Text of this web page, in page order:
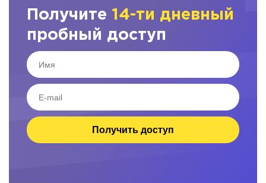
Получите 14-ти дневный
пробный доступ
Получить доступ